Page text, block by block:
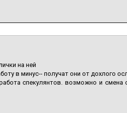
на ней
в минус-- получат они от дохлого
спекулянтов. возможно и смена